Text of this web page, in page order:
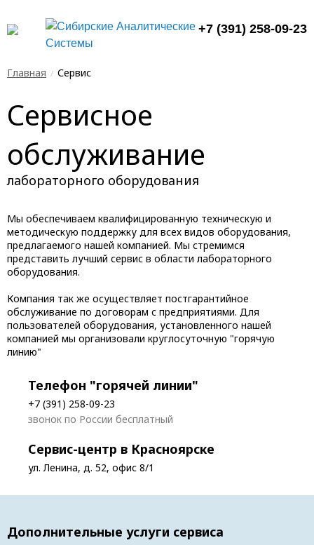
+7 (391) 258-09-23
Главная Сервис
Сервисное
обслуживание
лабораторного оборудования
Мы обеспечиваем квалифицированную техническую и
методическую поддержку для всех видов оборудования,
предлагаемого нашей компанией. Мы стремимся
представить лучший сервис в области лабораторного
оборудования.
Компания так же осуществляет постгарантийное
обслуживание по договорам с предприятиями. Для
пользователей оборудования, установленного нашей
компанией мы организовали круглосуточную "горячую
линию"
Телефон "горячей линии"
+7 (391) 258-09-23
звонок по России бесплатный
Сервис-центр в Красноярске
ул. Ленина, д. 52, офис 8/1
Дополнительные услуги сервиса